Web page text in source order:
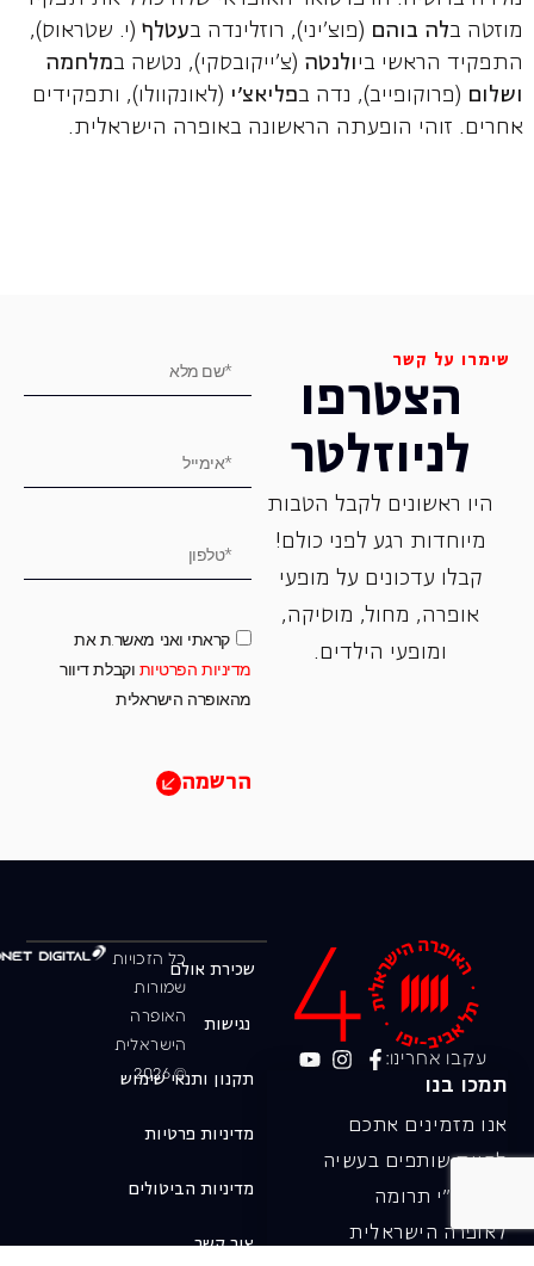
מוזטה בלה בוהם (פוצ'יני), רוזלינדה בעטלף(י. שטראוס),
התפקיד הראשי ביולנטה (צ'ייקובסקי), נטשה במלחמה
ושלום (פרוקופייב), נדה בפליאצ'י (לאונקוולו), ותפקידים
אחרים. זוהי הופעתה הראשונה באופרה הישראלית.
שימרו על קשר
הצטרפו
לניוזלטר
היו ראשונים לקבל הטבות
מיוחדות רגע לפני כולם!
קבלו עדכונים על מופעי
אופרה, ‏מחול, ‏מוסיקה,
ומופעי הילדים.
קראתי ואני מאשר.ת את
מדיניות הפרטיות וקבלת דיוור
מהאופרה הישראלית
הרשמה
עקבו אחרינו:
תמכו בנו
אנו מזמינים אתכם
להיות שותפים בעשיה
שלנו ע"י תרומה
לאופרה הישראלית
כל הזכויות
שמורות
האופרה
הישראלית
© 2026
שכירת אולם
נגישות
תקנון ותנאי שימוש
מדיניות פרטיות
מדיניות הביטולים
צור קשר